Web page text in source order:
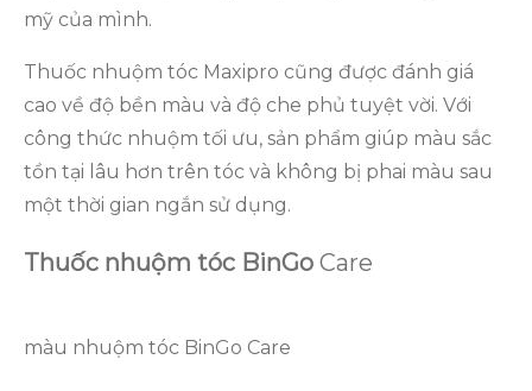
mỹ của mình.
Thuốc nhuộm tóc Maxipro cũng được đánh giá
cao về độ bền màu và độ che phủ tuyệt vời. Với
công thức nhuộm tối ưu, sản phẩm giúp màu sắc
tồn tại lâu hơn trên tóc và không bị phai màu sau
một thời gian ngắn sử dụng.
Thuốc nhuộm tóc BinGo Care
màu nhuộm tóc BinGo Care